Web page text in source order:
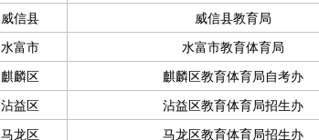
威信县 威信县教育局
水富市 水富市教育体育局
麒麟区 麒麟区教育体育局自考办
沾益区 沾益区教育体育局招生办
马龙区 马龙区教育体育局招生办